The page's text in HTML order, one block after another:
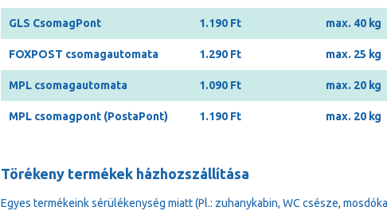
GLS CsomagPont 1.190 Ft max. 40 kg
FOXPOST csomagautomata 1.290 Ft max. 25 kg
MPL csomagautomata 1.090 Ft max. 20 kg
MPL csomagpont (PostaPont) 1.190 Ft max. 20 kg
Törékeny termékek házhozszállítása
Egyes termékeink sérülékenység miatt (Pl.: zuhanykabin, WC csésze,